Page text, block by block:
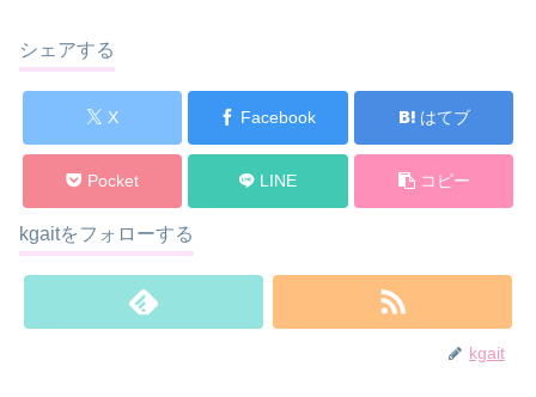
シェアする
X Facebook はてブ
Pocket LINE コピー
kgaitをフォローする
kgait